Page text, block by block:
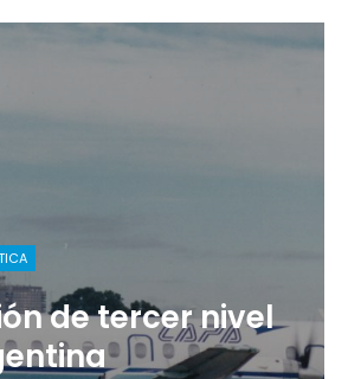
de tercer nivel